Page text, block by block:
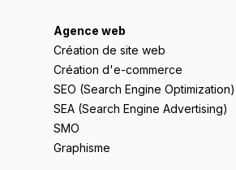
Agence web
Création de site web
Création d'e-commerce
SEO (Search Engine Optimization)
SEA (Search Engine Advertising)
SMO
Graphisme